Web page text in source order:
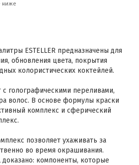
ниже
ESTELLER предназначены для
обновления цвета, покрытия
колористических коктейлей.
с голографическими переливами,
волос. В основе формулы краски
комплекс и сферический
позволяет ухаживать за
во время окрашивания.
доказано: компоненты, которые